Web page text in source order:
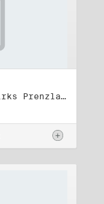
Titel: Rat des Stadtbezirks Prenzlauer Berg in Berlin